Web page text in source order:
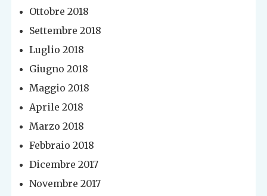
Ottobre 2018
Settembre 2018
Luglio 2018
Giugno 2018
Maggio 2018
Aprile 2018
Marzo 2018
Febbraio 2018
Dicembre 2017
Novembre 2017